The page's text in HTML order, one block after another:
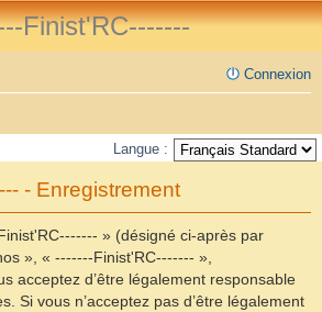
Finist'RC-------
Connexion
Langue :
- Enregistrement
» (désigné ci-après par
», « -------Finist'RC------- »,
acceptez d’être légalement responsable
Si vous n’acceptez pas d’être légalement